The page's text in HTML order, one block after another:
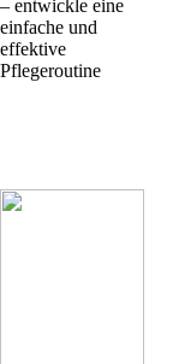
– entwickle eine
einfache und
effektive
Pflegeroutine